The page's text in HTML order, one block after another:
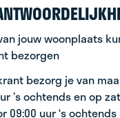
jouw woonplaats
bezorgen
bezorg je van
’s ochtends en op
09:00 uur ‘s ochtends